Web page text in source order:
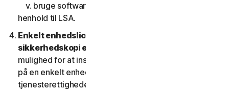
v. bruge softwaren på en måde, der ikke er tilladt i
henhold til LSA.
Enkelt enhedslicens; Kun en arkiv- eller
sikkerhedskopi er tilladt.
mulighed for at installere en kopi af softwaren til brug
på en enkelt enhed, medmindre dine
tjenesterettigheder eller de gældende